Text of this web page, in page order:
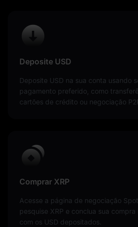
Deposite USD
Deposite USD na sua conta usando
pagamento preferido, como
cartões de crédito ou negociação
Comprar XRP
Acesse a página de negociação
pesquise XRP e conclua sua
com os USD depositados.